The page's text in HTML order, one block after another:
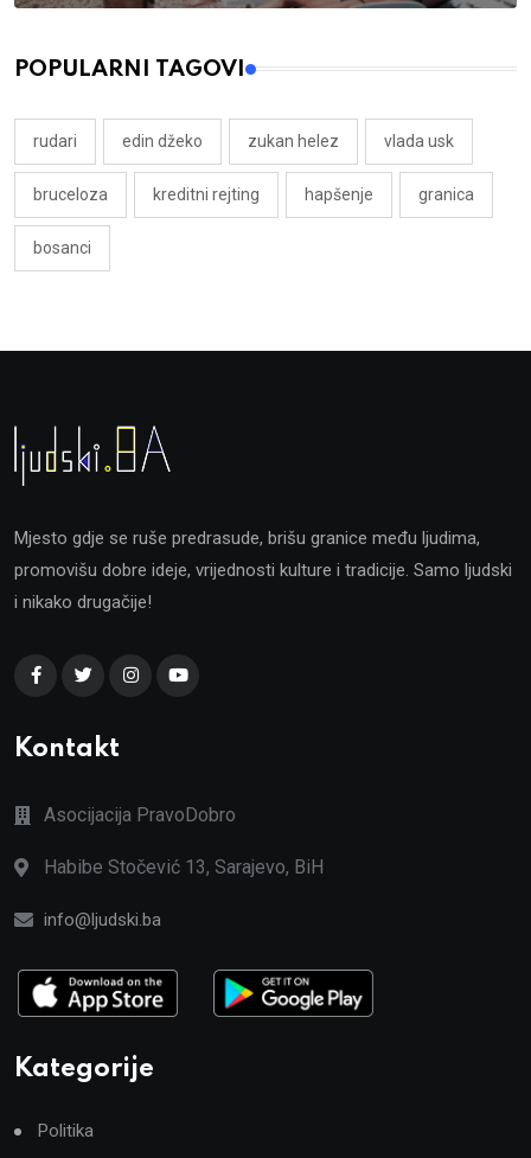
POPULARNI TAGOVI
rudari edin džeko zukan helez vlada usk
bruceloza kreditni rejting hapšenje granica
bosanci
Mjesto gdje se ruše predrasude, brišu granice među ljudima,
promovišu dobre ideje, vrijednosti kulture i tradicije. Samo ljudski
i nikako drugačije!
Kontakt
Asocijacija PravoDobro
Habibe Stočević 13, Sarajevo, BiH
info@ljudski.ba
Kategorije
Politika